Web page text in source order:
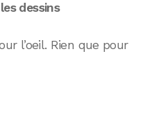
les dessins
l’oeil. Rien que pour